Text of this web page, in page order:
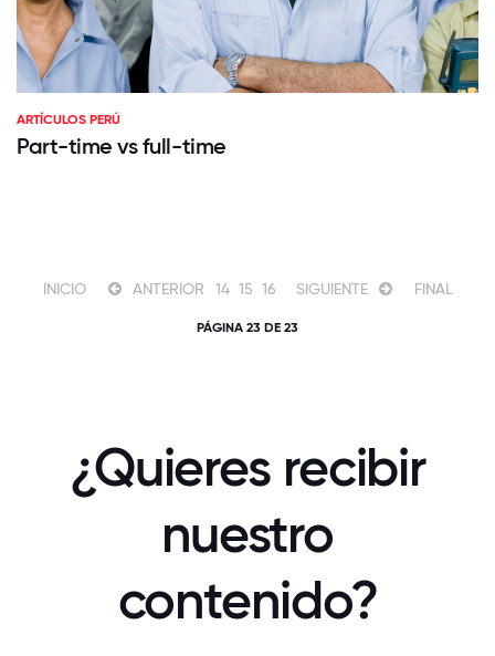
ARTÍCULOS PERÚ
Part-time vs full-time
INICIO ANTERIOR 14 15 16 SIGUIENTE FINAL
PÁGINA 23 DE 23
¿Quieres recibir
nuestro
contenido?